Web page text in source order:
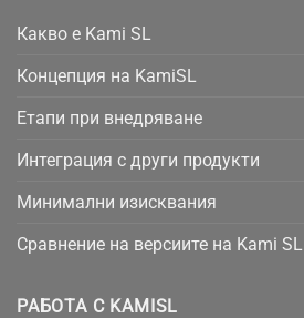
Какво е Kami SL
Концепция на KamiSL
Етапи при внедряване
Интеграция с други продукти
Минимални изисквания
Сравнение на версиите на Kami SL
РАБОТА С KAMISL